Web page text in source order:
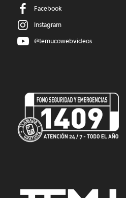
Facebook
Instagram
@temucowebvideos